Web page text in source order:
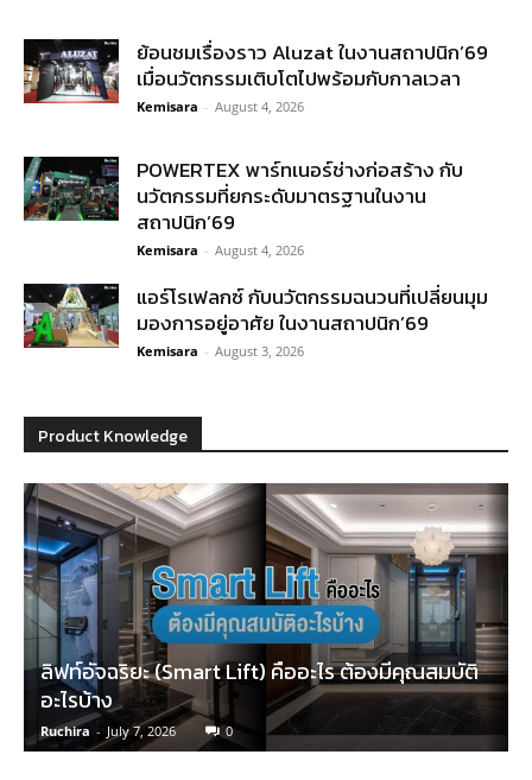
ย้อนชมเรื่องราว Aluzat ในงานสถาปนิก’69
เมื่อนวัตกรรมเติบโตไปพร้อมกับกาลเวลา
Kemisara - August 4, 2026
POWERTEX พาร์ทเนอร์ช่างก่อสร้าง กับ
นวัตกรรมที่ยกระดับมาตรฐานในงาน
สถาปนิก’69
Kemisara - August 4, 2026
แอร์โรเฟลกซ์ กับนวัตกรรมฉนวนที่เปลี่ยนมุม
มองการอยู่อาศัย ในงานสถาปนิก’69
Kemisara - August 3, 2026
Product Knowledge
ลิฟท์อัจฉริยะ (Smart Lift) คืออะไร ต้องมีคุณสมบัติ
อะไรบ้าง
Ruchira - July 7, 2026 0